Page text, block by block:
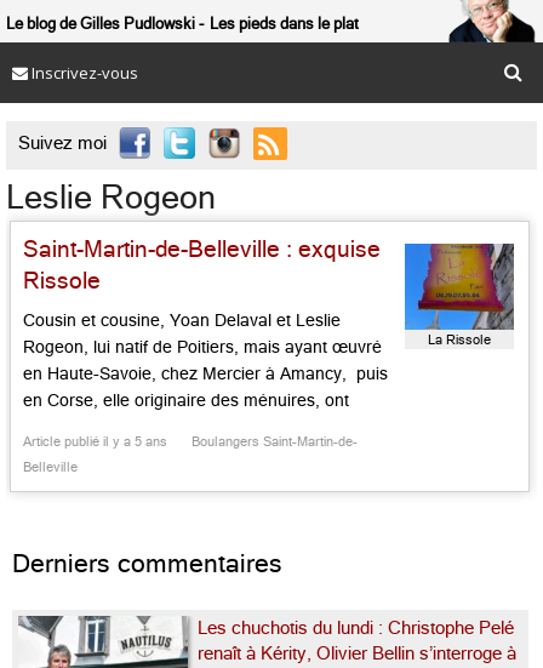
Le blog de Gilles Pudlowski Les pieds dans le plat
Inscrivez-vous
Suivez moi 
Leslie Rogeon
Saint-Martin-de-Belleville : exquise
Rissole
Cousin et cousine, Yoan Delaval et Leslie
Rogeon, lui natif de Poitiers, mais ayant œuvré
en Haute-Savoie, chez Mercier à Amancy, puis
en Corse, elle originaire des ménuires, ont
Saint-Martin-de-Belleville jouant la modestie et
Article publié il y a 5 ans
Boulangers Saint-Martin-de-
Belleville
La Rissole
Derniers commentaires
Les chuchotis du lundi : Christophe Pelé
renaît à Kérity, Olivier Bellin s’interroge à